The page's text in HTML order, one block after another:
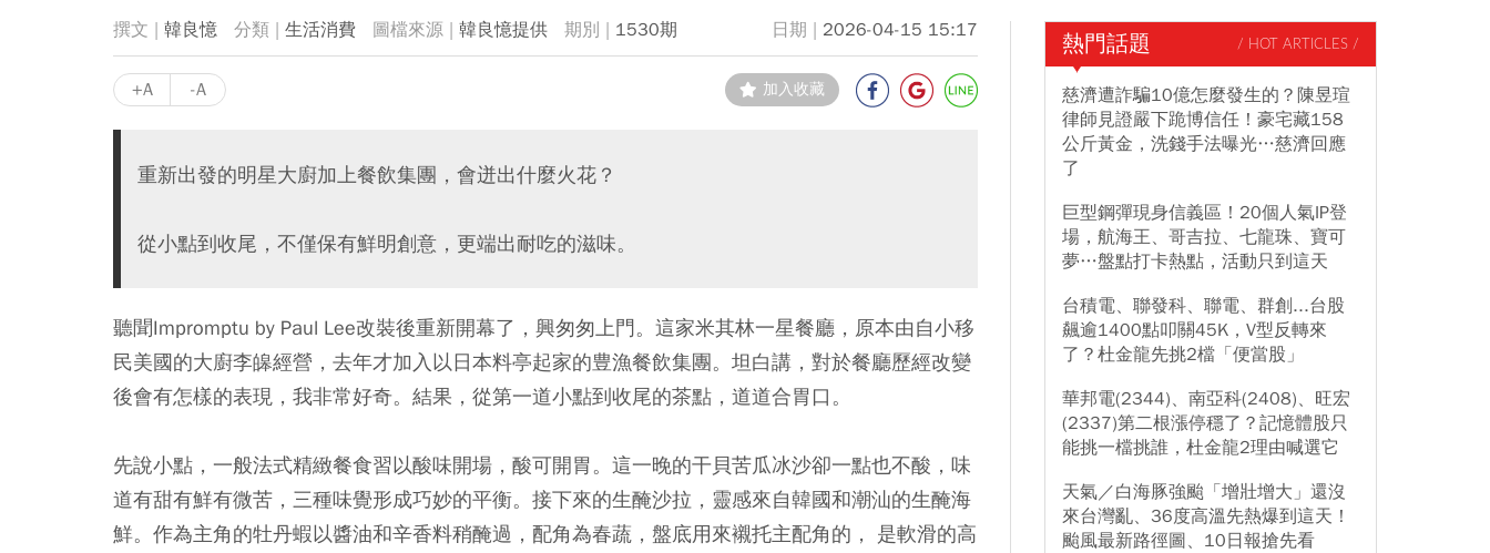
韓良憶 生活消費 韓良憶提供 1530期 2026-04-15 15:17
+A -A 加入收藏
重新出發的明星大廚加上餐飲集團，會迸出什麼火花？
從小點到收尾，不僅保有鮮明創意，更端出耐吃的滋味。
聽聞Impromptu by Paul Lee改裝後重新開幕了，興匆匆上門。這家米其林一星餐廳，原本由自小移
民美國的大廚李皞經營，去年才加入以日本料亭起家的豊漁餐飲集團。坦白講，對於餐廳歷經改變
後會有怎樣的表現，我非常好奇。結果，從第一道小點到收尾的茶點，道道合胃口。
先說小點，一般法式精緻餐食習以酸味開場，酸可開胃。這一晚的干貝苦瓜冰沙卻一點也不酸，味
道有甜有鮮有微苦，三種味覺形成巧妙的平衡。接下來的生醃沙拉，靈感來自韓國和潮汕的生醃海
鮮。作為主角的牡丹蝦以醬油和辛香料稍醃過，配角為春蔬，盤底用來襯托主配角的， 是軟滑的高
熱門話題 / HOT ARTICLES /
慈濟遭詐騙10億怎麼發生的？陳昱瑄
律師見證嚴下跪博信任！豪宅藏158
公斤黃金，洗錢手法曝光…慈濟回應
了
巨型鋼彈現身信義區！20個人氣IP登
場，航海王、哥吉拉、七龍珠、寶可
夢…盤點打卡熱點，活動只到這天
台積電、聯發科、聯電、群創...台股
飆逾1400點叩關45K，V型反轉來
了？杜金龍先挑2檔「便當股」
華邦電(2344)、南亞科(2408)、旺宏
(2337)第二根漲停穩了？記憶體股只
能挑一檔挑誰，杜金龍2理由喊選它
天氣／白海豚強颱「增壯增大」還沒
來台灣亂、36度高溫先熱爆到這天！
颱風最新路徑圖、10日報搶先看